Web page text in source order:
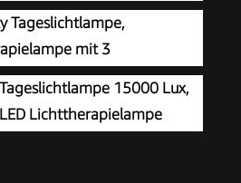
Tageslichtlampen mit
Helligkeiten und
von Tageslicht(Helle
Tageslichtlampe,
mit 3
& 5
von Tageslicht,
LED-Tageslichtleuchte,
15000 Lux,
Lichttherapielampe